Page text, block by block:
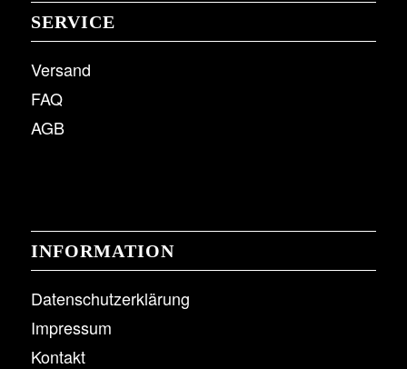
SERVICE
Versand
FAQ
AGB
INFORMATION
Datenschutzerklärung
Impressum
Kontakt